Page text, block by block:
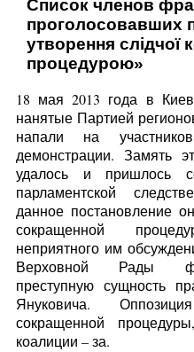
Список членов
проголосовавших
утворення слідчої
процедурою»
18 мая 2013 года в
нанятые Партией
напали на участников
демонстрации. Замять
удалось и пришлось
парламентской
данное постановление
сокращенной
неприятного им
Верховной Рады
преступную сущность
Януковича.
сокращенной
коалиции – за.